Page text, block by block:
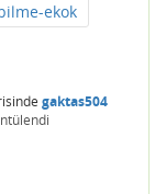
ekok
gaktas504